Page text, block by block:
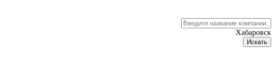
Хабаровск
Искать